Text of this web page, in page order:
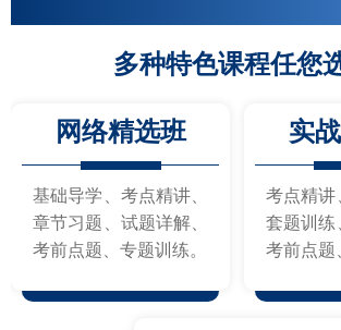
多种特色课程任您
网络精选班
基础导学、考点精讲、
章节习题、试题详解、
考前点题、专题训练。
实
考点精讲
套题训练
考前点题